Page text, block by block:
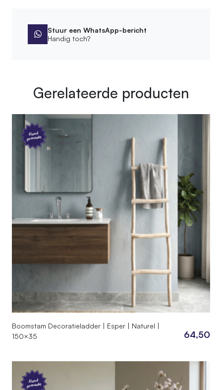
Ratatouille
SKU
18 × 8 cm
Stuur een WhatsApp-bericht
Handig toch?
Gerelateerde producten
Hand
gemaakt
Boomstam Decoratieladder | Esper | Naturel |
150×35
64,50
Hand
gemaakt